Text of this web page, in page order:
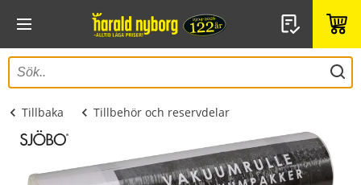
Tillbaka Tillbehör och reservdelar